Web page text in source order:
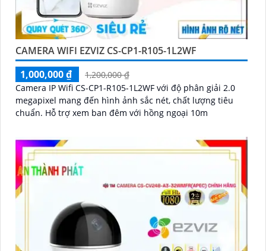
CAMERA WIFI EZVIZ CS-CP1-R105-1L2WF
1,000,000 ₫
1,200,000 ₫
Camera IP Wifi CS-CP1-R105-1L2WF với độ phân giải 2.0
megapixel mang đến hình ảnh sắc nét, chất lượng tiêu
chuẩn. Hỗ trợ xem ban đêm với hồng ngoại 10m